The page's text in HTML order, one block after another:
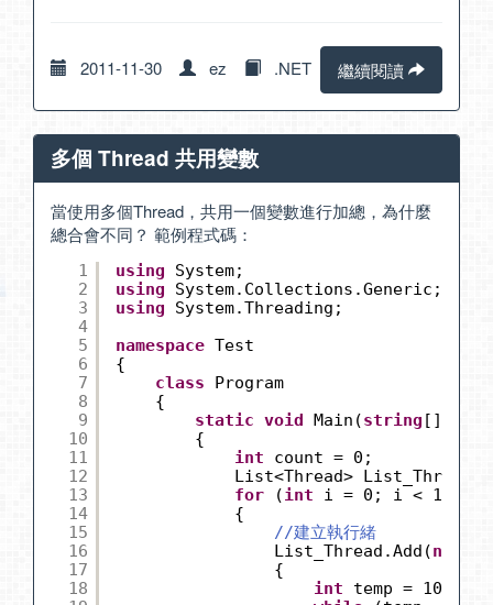
2011-11-30 ez .NET 繼續閱讀
多個 Thread 共用變數
當使用多個Thread，共用一個變數進行加總，為什麼
總合會不同？ 範例程式碼：
1
2
3
4
5
6
7
8
9
10
11
12
13
14
15
16
17
18
using
System;
using
System.Collections.Generic;
using
System.Threading;
namespace Test
{
class
Program
{
static void Main(string []
{
int
count = 0;
List<Thread> List_Thread
for
(int
i = 0; i < 10;
{
//建立執行緒
List_Thread.Add(new
{
int
temp = 10000;